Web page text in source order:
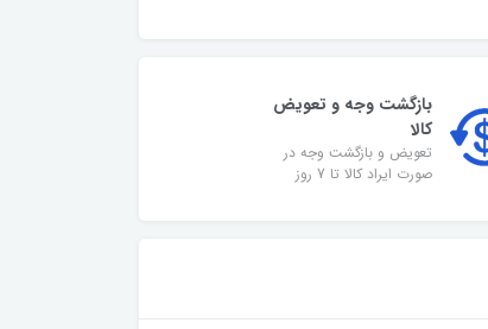
بازگشت وجه و تعویض
کالا
تعویض و بازگشت وجه در
صورت ایراد کالا تا 7 روز